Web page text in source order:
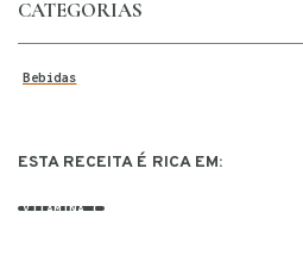
CATEGORIAS
Bebidas
ESTA RECEITA É RICA EM:
VITAMINA C